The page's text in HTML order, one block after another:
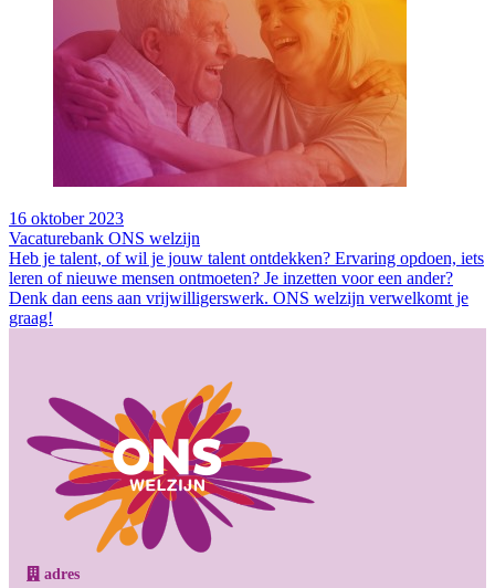
16 oktober 2023
Vacaturebank ONS welzijn
Heb je talent, of wil je jouw talent ontdekken? Ervaring opdoen, iets
leren of nieuwe mensen ontmoeten? Je inzetten voor een ander?
Denk dan eens aan vrijwilligerswerk. ONS welzijn verwelkomt je
graag!
adres